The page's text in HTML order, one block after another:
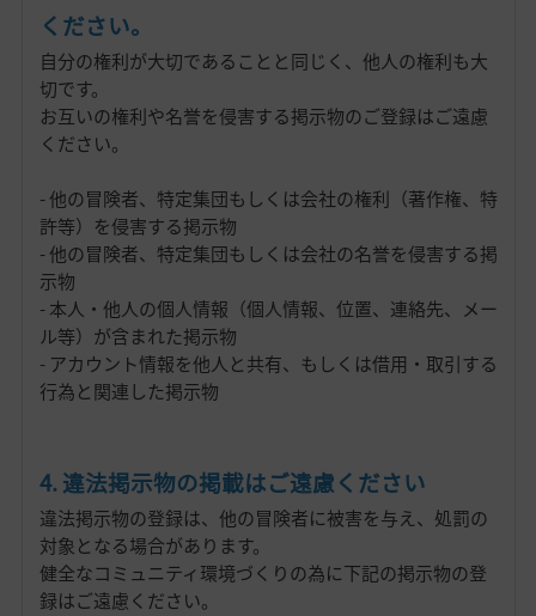
ください。
自分の権利が大切であることと同じく、他人の権利も大
切です。
お互いの権利や名誉を侵害する掲示物のご登録はご遠慮
ください。
- 他の冒険者、特定集団もしくは会社の権利（著作権、特
許等）を侵害する掲示物
- 他の冒険者、特定集団もしくは会社の名誉を侵害する掲
示物
- 本人・他人の個人情報（個人情報、位置、連絡先、メー
ル等）が含まれた掲示物
- アカウント情報を他人と共有、もしくは借用・取引する
行為と関連した掲示物
4. 違法掲示物の掲載はご遠慮ください
違法掲示物の登録は、他の冒険者に被害を与え、処罰の
対象となる場合があります。
健全なコミュニティ環境づくりの為に下記の掲示物の登
録はご遠慮ください。